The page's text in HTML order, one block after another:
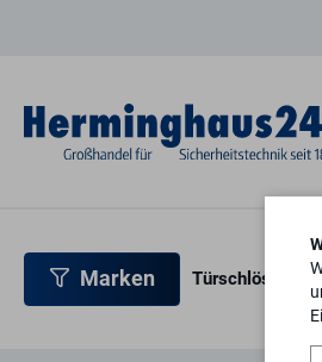
Marken Türschlösser